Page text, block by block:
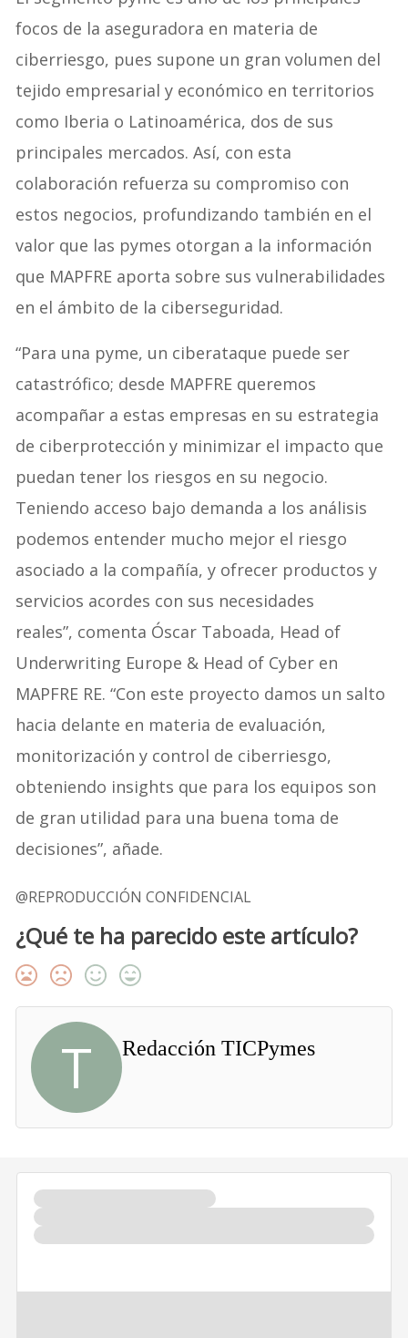
focos de la aseguradora en materia de
ciberriesgo, pues supone un gran volumen del
tejido empresarial y económico en territorios
como Iberia o Latinoamérica, dos de sus
principales mercados. Así, con esta
colaboración refuerza su compromiso con
estos negocios, profundizando también en el
valor que las pymes otorgan a la información
que MAPFRE aporta sobre sus vulnerabilidades
en el ámbito de la ciberseguridad.
“Para una pyme, un ciberataque puede ser
catastrófico; desde MAPFRE queremos
acompañar a estas empresas en su estrategia
de ciberprotección y minimizar el impacto que
puedan tener los riesgos en su negocio.
Teniendo acceso bajo demanda a los análisis
podemos entender mucho mejor el riesgo
asociado a la compañía, y ofrecer productos y
servicios acordes con sus necesidades
reales”, comenta Óscar Taboada, Head of
Underwriting Europe & Head of Cyber en
MAPFRE RE. “Con este proyecto damos un salto
hacia delante en materia de evaluación,
monitorización y control de ciberriesgo,
obteniendo insights que para los equipos son
de gran utilidad para una buena toma de
decisiones”, añade.
@REPRODUCCIÓN CONFIDENCIAL
¿Qué te ha parecido este artículo?
T Redacción TICPymes